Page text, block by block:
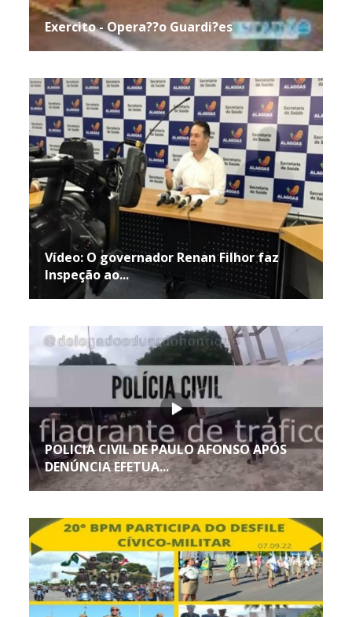
Exercito - Opera??o Guardi?es
Vídeo: O governador Renan Filhor faz
Inspeção ao...
POLICIA CIVIL DE PAULO AFONSO APÓS
DENÚNCIA EFETUA...